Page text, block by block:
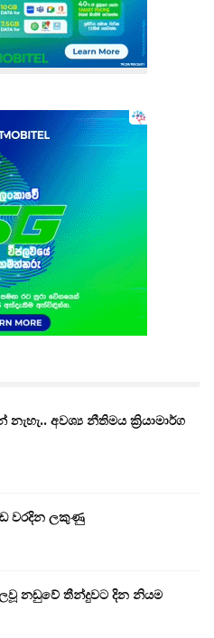
අවශ්‍ය නීතිමය ක්‍රියාමාර්ග
වරදින ලකුණු
නඩුවේ තීන්දුවට දින නියම